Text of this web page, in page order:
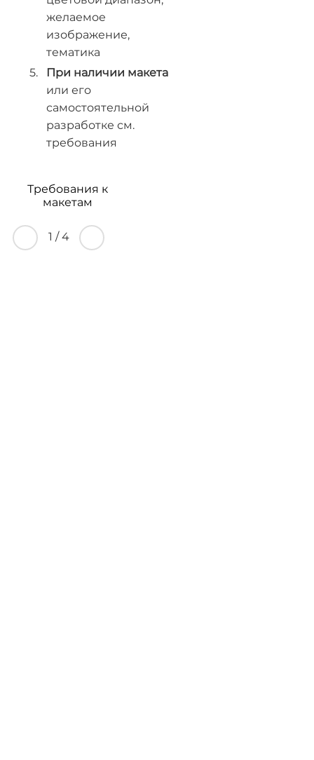
желаемое
изображение,
тематика
При наличии макета
или его
самостоятельной
разработке см.
требования
Требования к
макетам
1 /4